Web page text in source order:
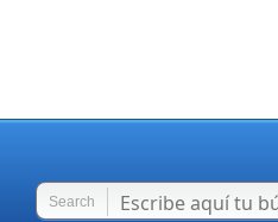
Search